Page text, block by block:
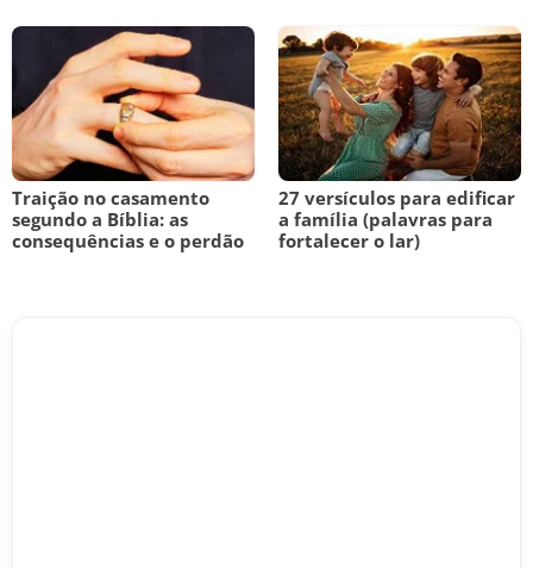
Traição no casamento
segundo a Bíblia: as
consequências e o perdão
27 versículos para edificar
a família (palavras para
fortalecer o lar)